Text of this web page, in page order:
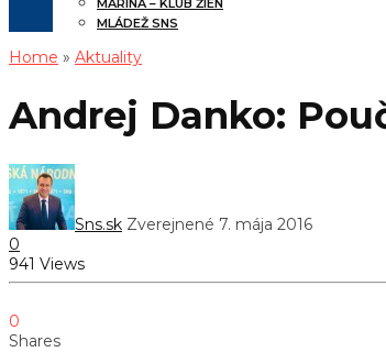
MARÍNA – KLUB ŽIEN
MLÁDEŽ SNS
Home » Aktuality
Andrej Danko:
Sns.sk Zverejnené 7. mája 2016
0
941 Views
0
Shares